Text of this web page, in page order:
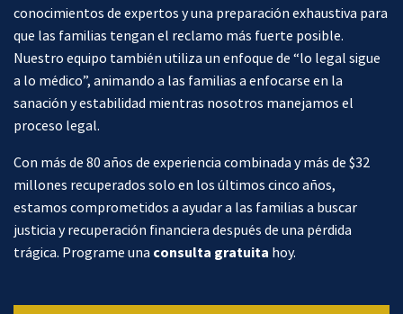
conocimientos de expertos y una preparación exhaustiva para
que las familias tengan el reclamo más fuerte posible.
Nuestro equipo también utiliza un enfoque de “lo legal sigue
a lo médico”, animando a las familias a enfocarse en la
sanación y estabilidad mientras nosotros manejamos el
proceso legal.
Con más de 80 años de experiencia combinada y más de $32
millones recuperados solo en los últimos cinco años,
estamos comprometidos a ayudar a las familias a buscar
justicia y recuperación financiera después de una pérdida
trágica. Programe una consulta gratuita hoy.